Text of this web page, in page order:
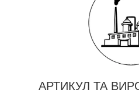
АРТИКУЛ ТА